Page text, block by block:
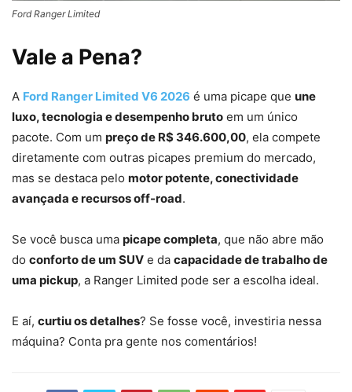
Ford Ranger Limited
Vale a Pena?
A Ford Ranger Limited V6 2026 é uma picape que une
luxo, tecnologia e desempenho bruto em um único
pacote. Com um preço de R$ 346.600,00, ela compete
diretamente com outras picapes premium do mercado,
mas se destaca pelo motor potente, conectividade
avançada e recursos off-road.
Se você busca uma picape completa, que não abre mão
do conforto de um SUV e da capacidade de trabalho de
uma pickup, a Ranger Limited pode ser a escolha ideal.
E aí, curtiu os detalhes? Se fosse você, investiria nessa
máquina? Conta pra gente nos comentários!